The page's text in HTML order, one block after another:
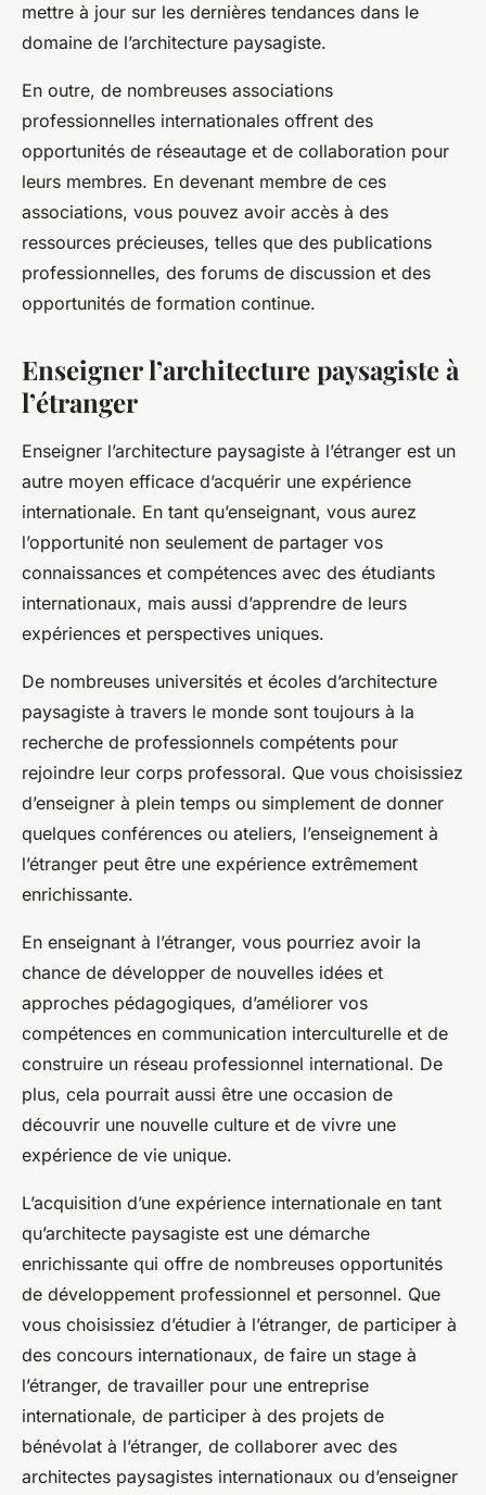
mettre à jour sur les dernières tendances dans le
domaine de l’architecture paysagiste.
En outre, de nombreuses associations
professionnelles internationales offrent des
opportunités de réseautage et de collaboration pour
leurs membres. En devenant membre de ces
associations, vous pouvez avoir accès à des
ressources précieuses, telles que des publications
professionnelles, des forums de discussion et des
opportunités de formation continue.
Enseigner l’architecture paysagiste à
l’étranger
Enseigner l’architecture paysagiste à l’étranger est un
autre moyen efficace d’acquérir une expérience
internationale. En tant qu’enseignant, vous aurez
l’opportunité non seulement de partager vos
connaissances et compétences avec des étudiants
internationaux, mais aussi d’apprendre de leurs
expériences et perspectives uniques.
De nombreuses universités et écoles d’architecture
paysagiste à travers le monde sont toujours à la
recherche de professionnels compétents pour
rejoindre leur corps professoral. Que vous choisissiez
d’enseigner à plein temps ou simplement de donner
quelques conférences ou ateliers, l’enseignement à
l’étranger peut être une expérience extrêmement
enrichissante.
En enseignant à l’étranger, vous pourriez avoir la
chance de développer de nouvelles idées et
approches pédagogiques, d’améliorer vos
compétences en communication interculturelle et de
construire un réseau professionnel international. De
plus, cela pourrait aussi être une occasion de
découvrir une nouvelle culture et de vivre une
expérience de vie unique.
L’acquisition d’une expérience internationale en tant
qu’architecte paysagiste est une démarche
enrichissante qui offre de nombreuses opportunités
de développement professionnel et personnel. Que
vous choisissiez d’étudier à l’étranger, de participer à
des concours internationaux, de faire un stage à
l’étranger, de travailler pour une entreprise
internationale, de participer à des projets de
bénévolat à l’étranger, de collaborer avec des
architectes paysagistes internationaux ou d’enseigner